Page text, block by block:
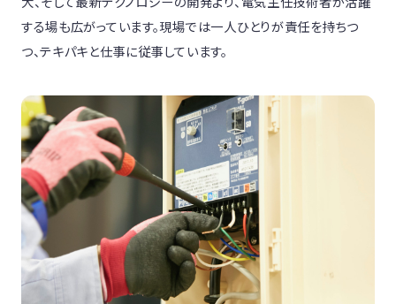
する場も広がっています。現場では一人ひとりが責任を持ちつ
つ、テキパキと仕事に従事しています。